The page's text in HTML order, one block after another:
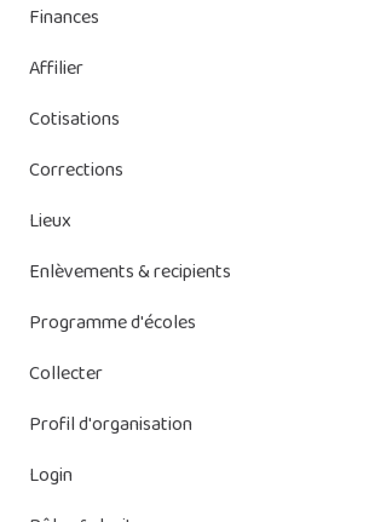
Finances
Affilier
Cotisations
Cotisations de Bebat
Systèmes de Stockage d'énergie (SSE)
Corrections
Lieux
Enlèvements & recipients
Gestion des enlèvements
Récipients
Programme d'écoles
Collecter
Profil d'organisation
Login